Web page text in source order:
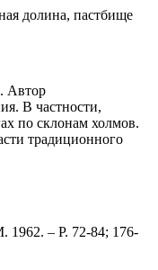
долина, пастбище
Автор
В частности,
по склонам холмов.
традиционного
1962. – Р. 72-84; 176-